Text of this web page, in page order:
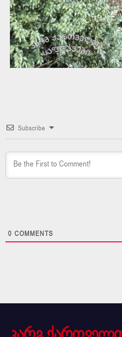
Subscribe
0 COMMENTS